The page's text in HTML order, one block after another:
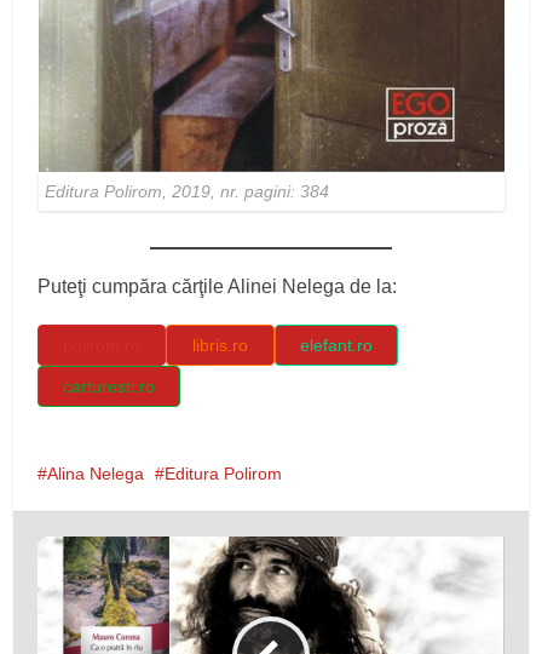
Editura Polirom, 2019, nr. pagini: 384
Puteţi cumpăra cărţile Alinei Nelega de la:
libris.ro elefant.ro
carturesti.ro
Alina Nelega Editura Polirom